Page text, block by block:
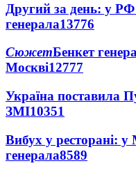
Другий за день: у
генерала13776
СюжетБенкет
Москві12777
Україна поставила
ЗМІ10351
Вибух у ресторані:
генерала8589